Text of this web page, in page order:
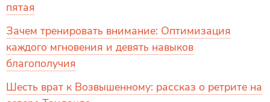
пятая
Зачем тренировать внимание: Оптимизация
каждого мгновения и девять навыков
благополучия
Шесть врат к Возвышенному: рассказ о ретрите на